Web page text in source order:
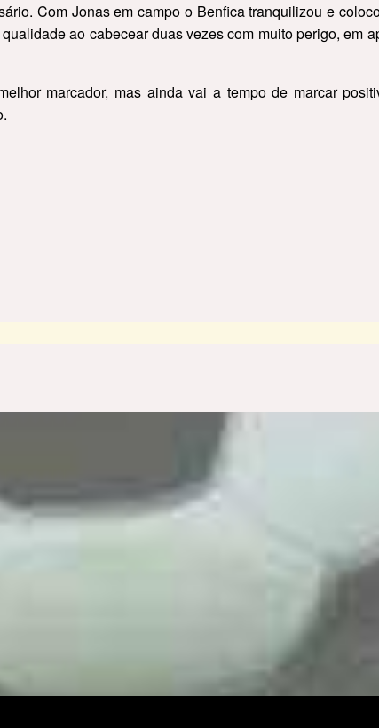
Com Jonas em campo o Benfica tranquilizou e
ao cabecear duas vezes com muito perigo, em
marcador, mas ainda vai a tempo de marcar